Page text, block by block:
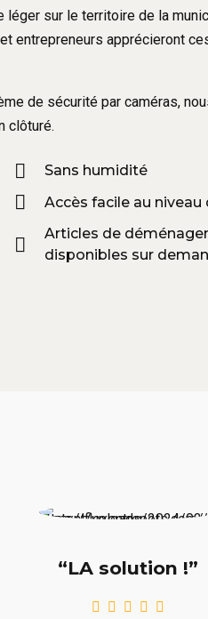
sur le territoire de la
entrepreneurs apprécieront
de sécurité par caméras,
clôturé.
Sans humidité
Accès facile au niveau
Articles de
disponibles sur
“LA solution !”